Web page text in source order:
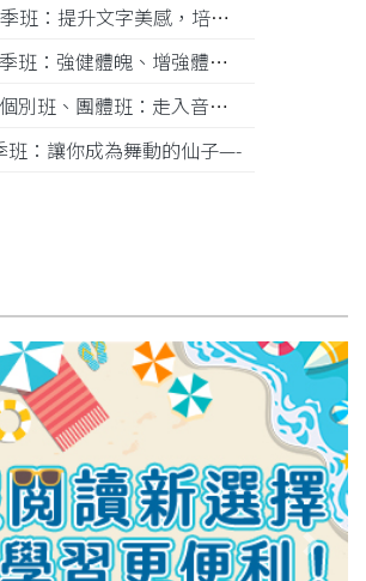
[營隊]🖌️書法夏季班：提升文字美感，培養專注力—
[營隊]️🏓桌球夏季班：強健體魄、增強體能---
[營隊]🎵️音樂班個別班、團體班：走入音樂世界-
班：讓你成為舞動的仙子—-